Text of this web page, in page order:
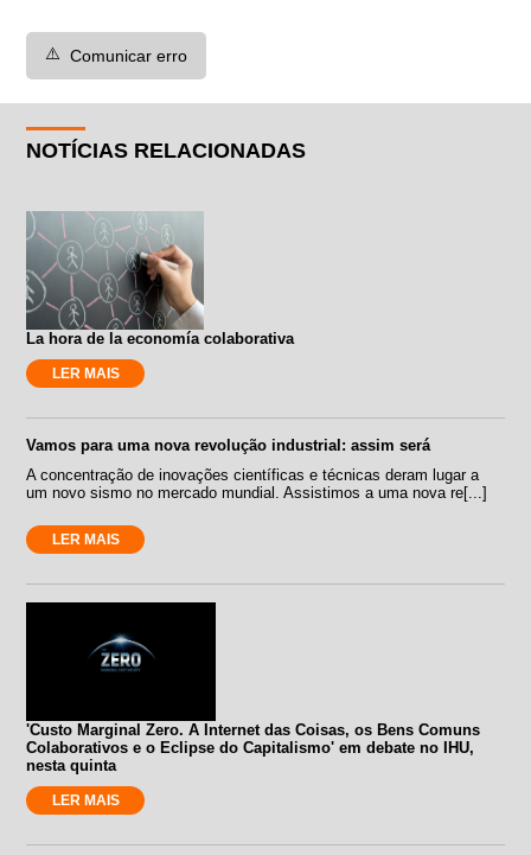
⚠️ Comunicar erro
NOTÍCIAS RELACIONADAS
La hora de la economía colaborativa
LER MAIS
Vamos para uma nova revolução industrial: assim será
A concentração de inovações científicas e técnicas deram lugar a
um novo sismo no mercado mundial. Assistimos a uma nova re[...]
LER MAIS
'Custo Marginal Zero. A Internet das Coisas, os Bens Comuns
Colaborativos e o Eclipse do Capitalismo' em debate no IHU,
nesta quinta
LER MAIS